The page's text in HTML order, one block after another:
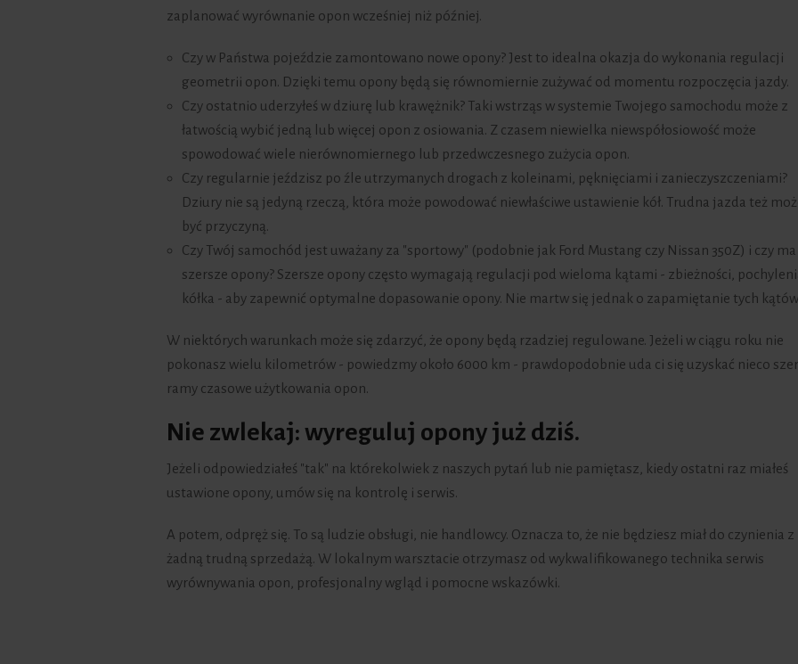
zaplanować wyrównanie opon wcześniej niż później.
Czy w Państwa pojeździe zamontowano nowe opony? Jest to idealna okazja do wykonania regulacji
geometrii opon. Dzięki temu opony będą się równomiernie zużywać od momentu rozpoczęcia jazdy.
Czy ostatnio uderzyłeś w dziurę lub krawężnik? Taki wstrząs w systemie Twojego samochodu może z
łatwością wybić jedną lub więcej opon z osiowania. Z czasem niewielka niewspółosiowość może
spowodować wiele nierównomiernego lub przedwczesnego zużycia opon.
Czy regularnie jeździsz po źle utrzymanych drogach z koleinami, pęknięciami i zanieczyszczeniami?
Dziury nie są jedyną rzeczą, która może powodować niewłaściwe ustawienie kół. Trudna jazda też
być przyczyną.
Czy Twój samochód jest uważany za "sportowy" (podobnie jak Ford Mustang czy Nissan 350Z) i czy ma
szersze opony? Szersze opony często wymagają regulacji pod wieloma kątami - zbieżności,
kółka - aby zapewnić optymalne dopasowanie opony. Nie martw się jednak o zapamiętanie tych
W niektórych warunkach może się zdarzyć, że opony będą rzadziej regulowane. Jeżeli w ciągu roku nie
pokonasz wielu kilometrów - powiedzmy około 6000 km - prawdopodobnie uda ci się uzyskać nieco
ramy czasowe użytkowania opon.
Nie zwlekaj: wyreguluj opony już dziś.
Jeżeli odpowiedziałeś "tak" na którekolwiek z naszych pytań lub nie pamiętasz, kiedy ostatni raz miałeś
ustawione opony, umów się na kontrolę i serwis.
A potem, odpręż się. To są ludzie obsługi, nie handlowcy. Oznacza to, że nie będziesz miał do czynienia z
żadną trudną sprzedażą. W lokalnym warsztacie otrzymasz od wykwalifikowanego technika serwis
wyrównywania opon, profesjonalny wgląd i pomocne wskazówki.